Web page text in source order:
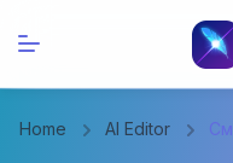
Home AI Editor